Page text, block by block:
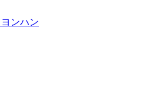
ンハン